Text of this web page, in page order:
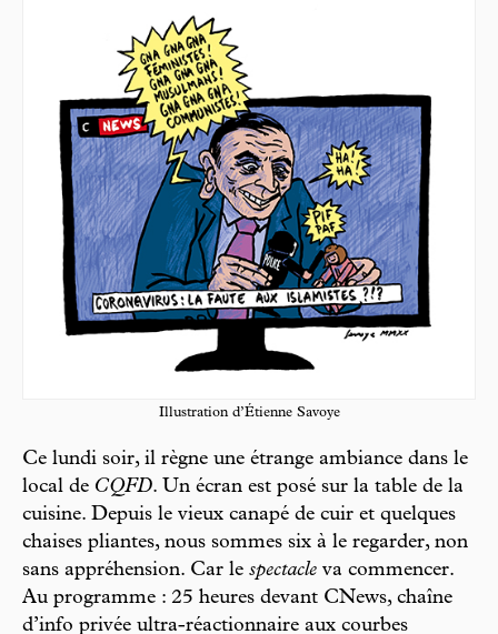
Illustration d’Étienne Savoye
Ce lundi soir, il règne une étrange ambiance dans le
local de CQFD. Un écran est posé sur la table de la
cuisine. Depuis le vieux canapé de cuir et quelques
chaises pliantes, nous sommes six à le regarder, non
sans appréhension. Car le spectacle va commencer.
Au programme : 25 heures devant CNews, chaîne
d’info privée ultra-réactionnaire aux courbes